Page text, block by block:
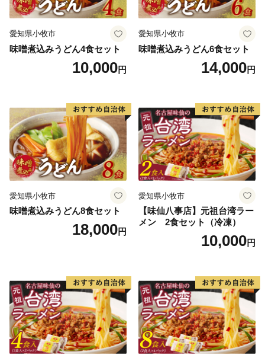
愛知県小牧市
味噌煮込みうどん4食セット
10,000円
愛知県小牧市
味噌煮込みうどん6食セット
14,000円
愛知県小牧市
味噌煮込みうどん8食セット
18,000円
愛知県小牧市
【味仙八事店】元祖台湾ラー
メン 2食セット（冷凍）
10,000円